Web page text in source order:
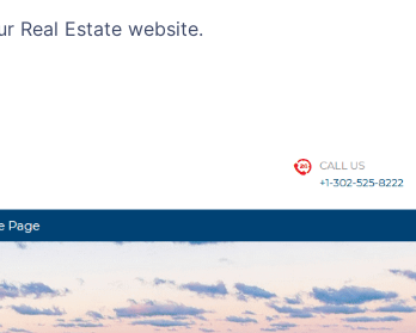
Real Estate website.